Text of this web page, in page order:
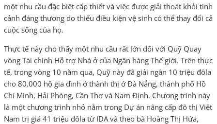
một nhu cầu đặc biệt cấp thiết và việc được giải thoát khỏi tình
cảnh đáng thương do thiếu điều kiện vệ sinh có thể thay đổi cả
cuộc sống của họ.
Thực tế này cho thấy một nhu cầu rất lớn đối với Quỹ Quay
vòng Tài chính Hỗ trợ Nhà ở của Ngân hàng Thế giới. Trên thực
tế, trong vòng 10 năm qua, Quỹ này đã giải ngân 10 triệu đôla
cho 80.000 hộ gia đình ở thành thị ở Đà Nẵng, thành phố Hồ
Chí Minh, Hải Phòng, Cần Thơ và Nam Định. Chương trình này
là một chương trình nhỏ nằm trong Dự án nâng cấp đô thị Việt
Nam trị giá 41 triệu đôla từ IDA và theo bà Hoàng Thị Hứa,